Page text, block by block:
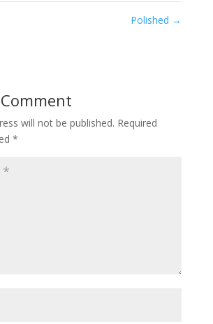
Polished →
will not be published. Required
*